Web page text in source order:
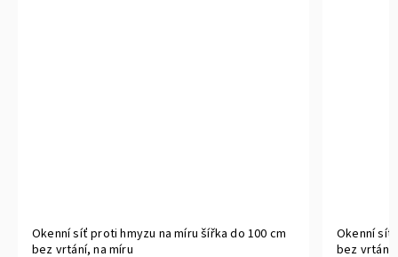
Okenní síť proti hmyzu na míru šířka do 100 cm
bez vrtání, na míru
Okenní síť
bez vrtání,